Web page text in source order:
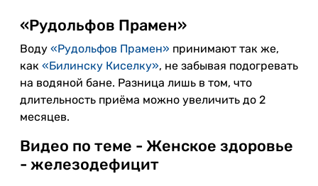
«Рудольфов Прамен»
Воду «Рудольфов Прамен» принимают так же,
как «Билинску Киселку», не забывая подогревать
на водяной бане. Разница лишь в том, что
длительность приёма можно увеличить до 2
месяцев.
Видео по теме - Женское здоровье
- железодефицит